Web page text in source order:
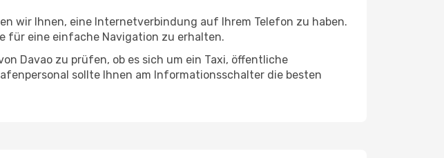
wir Ihnen, eine Internetverbindung auf Ihrem Telefon zu haben.
für eine einfache Navigation zu erhalten.
Davao zu prüfen, ob es sich um ein Taxi, öffentliche
sollte Ihnen am Informationsschalter die besten